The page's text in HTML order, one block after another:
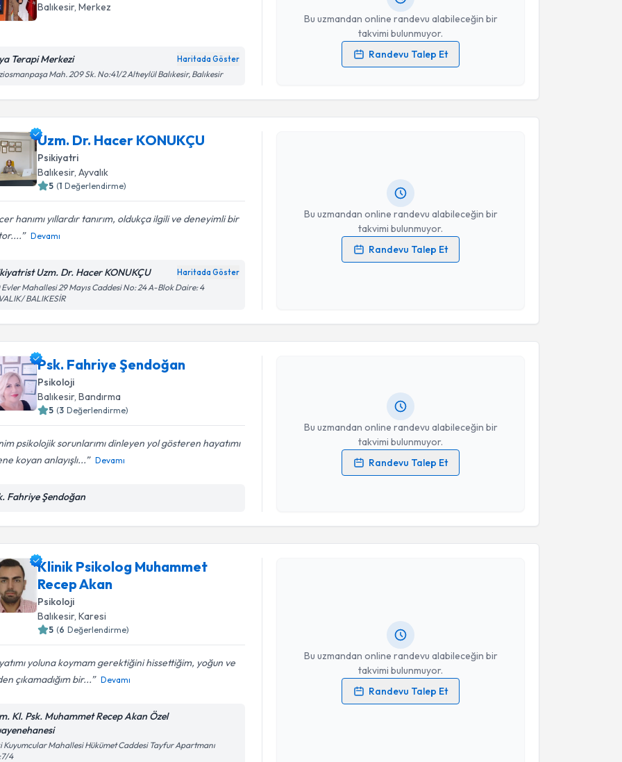
Balıkesir, Merkez
Terapi Merkezi Haritada Göster
Mah. 209 Sk. No:41/2 Altıeylül Balıkesir, Balıkesir
Bu uzmandan online randevu alabileceğin bir
takvimi bulunmuyor.
Randevu Talep Et
Kişisel verilerimin işlenmesine ilişkinAydınlatma Metni
işlenmesini kabul ediyorum.
Uzm. Dr. Hacer KONUKÇU
Psikiyatri
Balıkesir, Ayvalık
5 (1 Değerlendirme)
hanımı yıllardır tanırım, oldukça ilgili ve deneyimli bir
Devamı
Uzm. Dr. Hacer KONUKÇU Haritada Göster
Evler Mahallesi 29 Mayıs Caddesi No: 24 A-Blok Daire: 4
BALIKESİR
Bu uzmandan online randevu alabileceğin bir
takvimi bulunmuyor.
Randevu Talep Et
Kişisel verilerimin işlenmesine ilişkinAydınlatma Metni
Psk. Fahriye Şendoğan
Psikoloji
Balıkesir, Bandırma
5 (3 Değerlendirme)
psikolojik sorunlarımı dinleyen yol gösteren hayatımı
koyan anlayışlı...
Devamı
Fahriye Şendoğan
Bu uzmandan online randevu alabileceğin bir
takvimi bulunmuyor.
Randevu Talep Et
Randevu Takvimi Talebi
Kişisel verilerimin işlenmesine ilişkinAydınlatma Metni
Takvim Talebini Gönder
Klinik Psikolog Muhammet
Recep Akan
Psikoloji
Balıkesir, Karesi
5 (6 Değerlendirme)
yoluna koymam gerektiğini hissettiğim, yoğun ve
çıkamadığım bir...
Devamı
Kl. Psk. Muhammet Recep Akan Özel
Kuyumcular Mahallesi Hükümet Caddesi Tayfur Apartmanı
4
Bu uzmandan online randevu alabileceğin bir
takvimi bulunmuyor.
Randevu Talep Et
Kişisel verilerimin işlenmesine ilişkinAydınlatma Metni